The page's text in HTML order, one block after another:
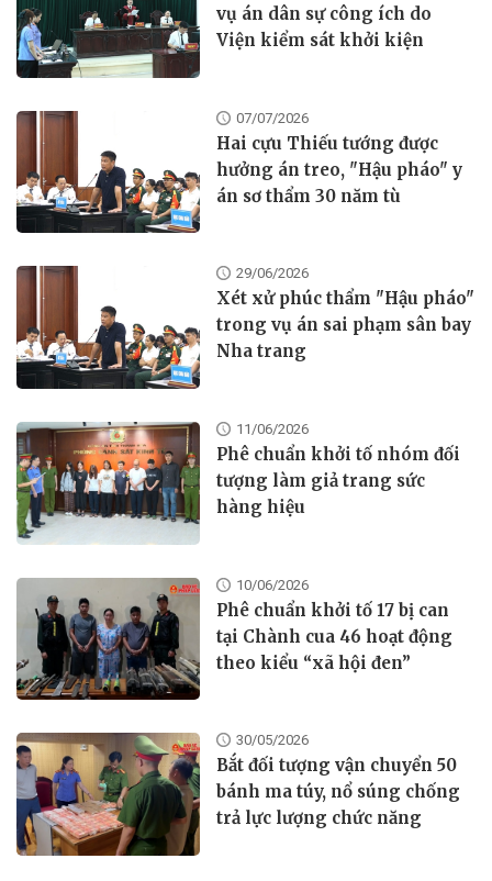
vụ án dân sự công ích do
Viện kiểm sát khởi kiện
07/07/2026
Hai cựu Thiếu tướng được
hưởng án treo, "Hậu pháo" y
án sơ thẩm 30 năm tù
29/06/2026
Xét xử phúc thẩm "Hậu pháo"
trong vụ án sai phạm sân bay
Nha trang
11/06/2026
Phê chuẩn khởi tố nhóm đối
tượng làm giả trang sức
hàng hiệu
10/06/2026
Phê chuẩn khởi tố 17 bị can
tại Chành cua 46 hoạt động
theo kiểu “xã hội đen”
30/05/2026
Bắt đối tượng vận chuyển 50
bánh ma túy, nổ súng chống
trả lực lượng chức năng